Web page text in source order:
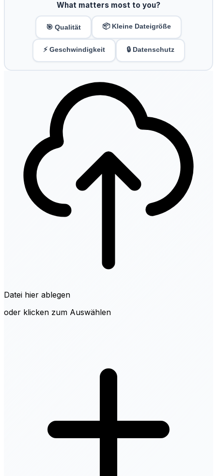
What matters most to you?
🎯 Qualität 📦 Kleine Dateigröße
⚡ Geschwindigkeit 🔒 Datenschutz
Datei hier ablegen
oder klicken zum Auswählen